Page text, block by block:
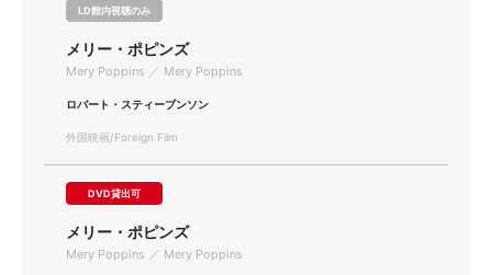
LD館内視聴のみ
メリー・ポピンズ
Mery Poppins ／ Mery Poppins
ロバート・スティーブンソン
外国映画/Foreign Film
DVD貸出可
メリー・ポピンズ
Mery Poppins ／ Mery Poppins